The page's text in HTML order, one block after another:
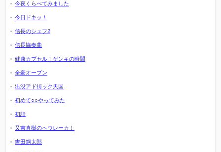
今夜くらべてみました
今日ドキッ！
信長のシェフ2
信長協奏曲
健康カプセル！ゲンキの時間
全豪オープン
出没アド街ック天国
初めて○○やってみた
初詣
又吉直樹のヘウレーカ！
吉田鋼太郎